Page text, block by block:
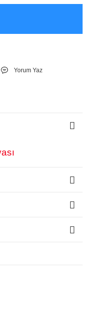
Yorum Yaz